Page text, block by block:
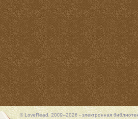
© LoveRead, 2009–2026 - электронная